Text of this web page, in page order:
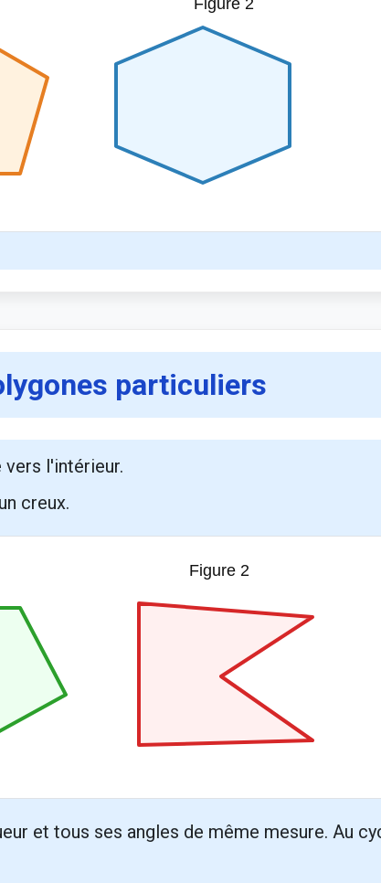
particuliers
l'intérieur.
creux.
et tous ses angles de même mesure. Au